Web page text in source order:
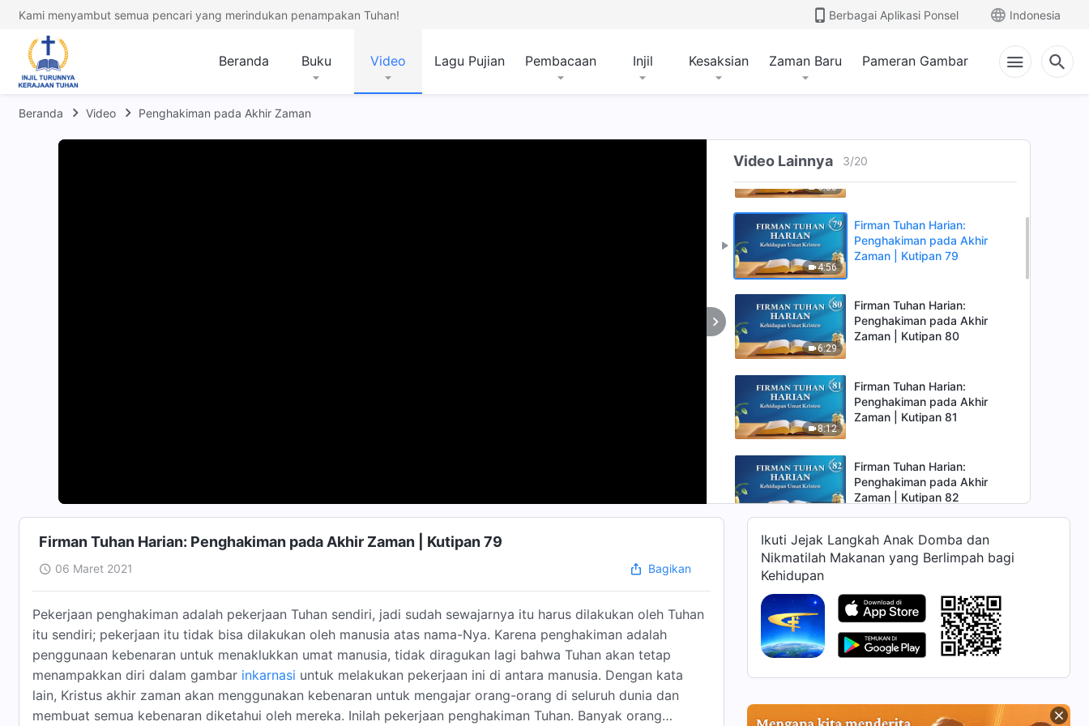
Kami menyambut semua pencari yang merindukan penampakan Tuhan! Berbagai Aplikasi Ponsel Indonesia
Beranda Buku Video Lagu Pujian Pembacaan Injil Kesaksian Zaman Baru Pameran Gambar
Beranda Video Penghakiman pada Akhir Zaman
Video Lainnya 3/20
Firman Tuhan Harian:
6:30
Firman Tuhan Harian:
Penghakiman pada Akhir
4:56
Firman Tuhan Harian:
Penghakiman pada Akhir
Zaman | Kutipan 79
6:29
Firman Tuhan Harian:
Penghakiman pada Akhir
Zaman | Kutipan 80
8:12
Firman Tuhan Harian:
Penghakiman pada Akhir
Zaman | Kutipan 81
Firman Tuhan Harian:
Penghakiman pada Akhir
Zaman | Kutipan 82
Firman Tuhan Harian:
Penghakiman pada Akhir
Firman Tuhan Harian:
Penghakiman pada Akhir
Zaman | Kutipan 84
Firman Tuhan Harian:
Firman Tuhan Harian: Penghakiman pada Akhir Zaman | Kutipan 79
06 Maret 2021 Bagikan
Pekerjaan penghakiman adalah pekerjaan Tuhan sendiri, jadi sudah sewajarnya itu harus dilakukan oleh Tuhan
itu sendiri; pekerjaan itu tidak bisa dilakukan oleh manusia atas nama-Nya. Karena penghakiman adalah
penggunaan kebenaran untuk menaklukkan umat manusia, tidak diragukan lagi bahwa Tuhan akan tetap
menampakkan diri dalam gambar inkarnasi untuk melakukan pekerjaan ini di antara manusia. Dengan kata
lain, Kristus akhir zaman akan menggunakan kebenaran untuk mengajar orang-orang di seluruh dunia dan
membuat semua kebenaran diketahui oleh mereka. Inilah pekerjaan penghakiman Tuhan. Banyak orang
Ikuti Jejak Langkah Anak Domba dan
Nikmatilah Makanan yang Berlimpah bagi
Kehidupan